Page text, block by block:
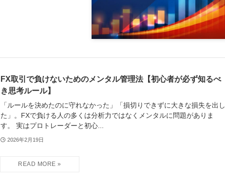
FX取引で負けないためのメンタル管理法【初心者が必ず知るべ
き思考ルール】
「ルールを決めたのに守れなかった」「損切りできずに大きな損失を出し
た」。FXで負ける人の多くは分析力ではなくメンタルに問題がありま
す。 実はプロトレーダーと初心...
2026年2月19日